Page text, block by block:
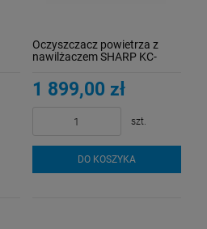
Oczyszczacz powietrza z
nawilżaczem SHARP KC-
1 899,00 zł
szt.
DO KOSZYKA